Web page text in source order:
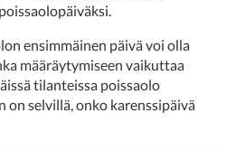
ensimmäinen päivä voi olla
määräytymiseen vaikuttaa
tilanteissa poissaolo
on selvillä, onko karenssipäivä